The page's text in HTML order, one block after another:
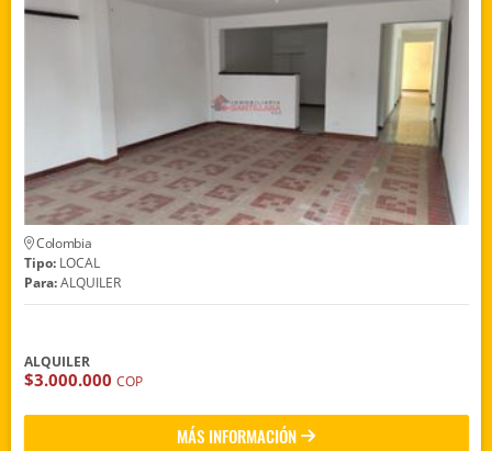
Colombia
Tipo:LOCAL
Para:ALQUILER
ALQUILER
$3.000.000 COP
MÁS INFORMACIÓN